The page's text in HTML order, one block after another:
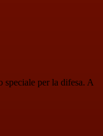
speciale per la difesa. A